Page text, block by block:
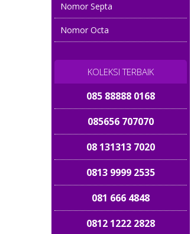
Nomor Septa
Nomor Octa
KOLEKSI TERBAIK
085 88888 0168
085656 707070
08 131313 7020
0813 9999 2535
081 666 4848
0812 1222 2828